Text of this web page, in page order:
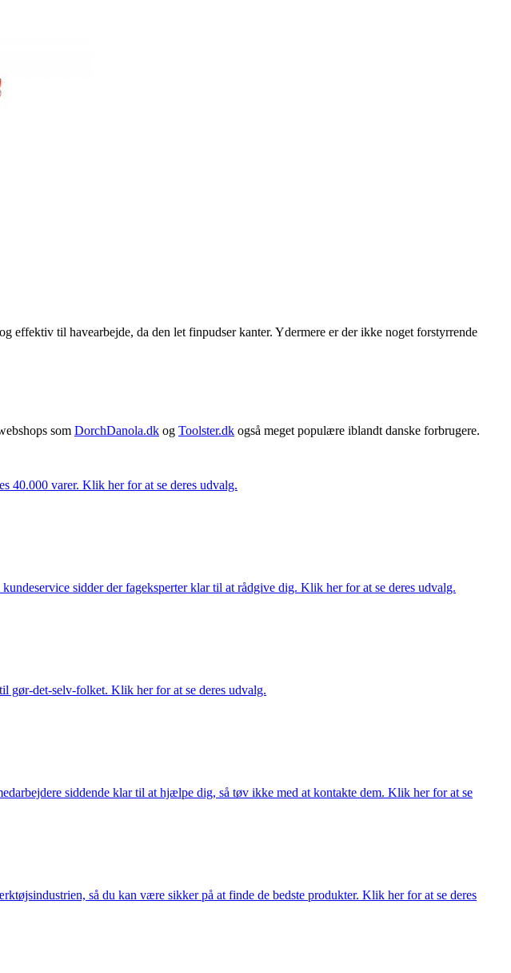
til havearbejde, da den let finpudser kanter. Ydermere er der ikke noget forstyrrende
som DorchDanola.dk og Toolster.dk også meget populære iblandt danske forbrugere.
40.000 varer. Klik her for at se deres udvalg.
sidder der fageksperter klar til at rådgive dig. Klik her for at se deres udvalg.
gør-det-selv-folket. Klik her for at se deres udvalg.
siddende klar til at hjælpe dig, så tøv ikke med at kontakte dem. Klik her for at se
så du kan være sikker på at finde de bedste produkter. Klik her for at se deres